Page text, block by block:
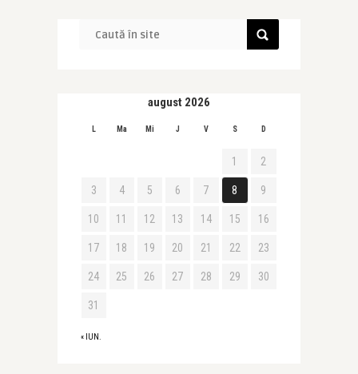
august 2026
L Ma Mi J V S D
« IUN.
1 2
3 4 5 6 7 8 9
10 11 12 13 14 15 16
17 18 19 20 21 22 23
24 25 26 27 28 29 30
31